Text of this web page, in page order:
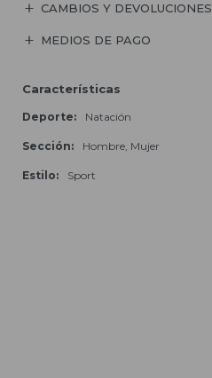
CAMBIOS Y DEVOLUCIONES
MEDIOS DE PAGO
Características
Deporte Natación
Sección Hombre, Mujer
Estilo Sport